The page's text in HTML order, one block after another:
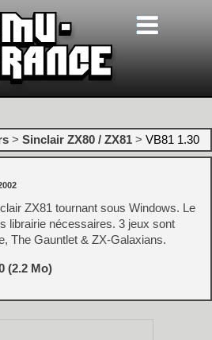
> Sinclair ZX80 / ZX81 > VB81 1.30
ZX81 tournant sous Windows. Le
librairie nécessaires. 3 jeux sont
The Gauntlet & ZX-Galaxians.
(2.2 Mo)